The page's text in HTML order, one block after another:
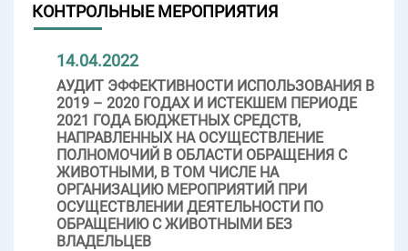
КОНТРОЛЬНЫЕ МЕРОПРИЯТИЯ
14.04.2022
АУДИТ ЭФФЕКТИВНОСТИ ИСПОЛЬЗОВАНИЯ В
2019 – 2020 ГОДАХ И ИСТЕКШЕМ ПЕРИОДЕ
2021 ГОДА БЮДЖЕТНЫХ СРЕДСТВ,
НАПРАВЛЕННЫХ НА ОСУЩЕСТВЛЕНИЕ
ПОЛНОМОЧИЙ В ОБЛАСТИ ОБРАЩЕНИЯ С
ЖИВОТНЫМИ, В ТОМ ЧИСЛЕ НА
ОРГАНИЗАЦИЮ МЕРОПРИЯТИЙ ПРИ
ОСУЩЕСТВЛЕНИИ ДЕЯТЕЛЬНОСТИ ПО
ОБРАЩЕНИЮ С ЖИВОТНЫМИ БЕЗ
ВЛАДЕЛЬЦЕВ